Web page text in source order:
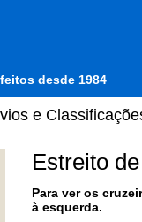
desde 1984
e
Estreito
Para ver os
à esquerda.